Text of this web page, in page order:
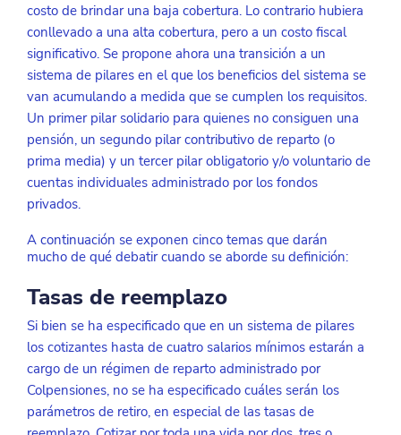
costo de brindar una baja cobertura. Lo contrario hubiera
conllevado a una alta cobertura, pero a un costo fiscal
significativo. Se propone ahora una transición a un
sistema de pilares en el que los beneficios del sistema se
van acumulando a medida que se cumplen los requisitos.
Un primer pilar solidario para quienes no consiguen una
pensión, un segundo pilar contributivo de reparto (o
prima media) y un tercer pilar obligatorio y/o voluntario de
cuentas individuales administrado por los fondos
privados.
A continuación se exponen cinco temas que darán
mucho de qué debatir cuando se aborde su definición:
Tasas de reemplazo
Si bien se ha especificado que en un sistema de pilares
los cotizantes hasta de cuatro salarios mínimos estarán a
cargo de un régimen de reparto administrado por
Colpensiones, no se ha especificado cuáles serán los
parámetros de retiro, en especial de las tasas de